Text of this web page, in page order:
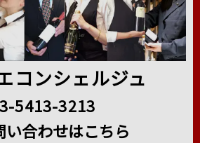
コンシェルジュ
5413-3213
合わせはこちら